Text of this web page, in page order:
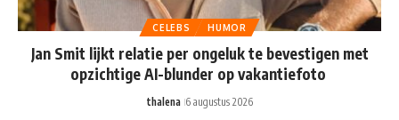
CELEBS HUMOR
Jan Smit lijkt relatie per ongeluk te bevestigen met
opzichtige AI-blunder op vakantiefoto
thalena 6 augustus 2026